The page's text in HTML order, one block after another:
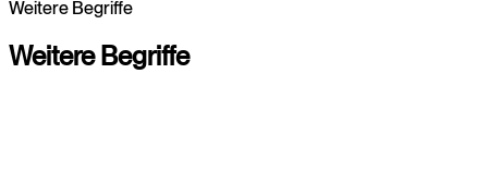
Webdesign entdecken
Webdesign entdecken
Weitere Begriffe
Weitere Begriffe